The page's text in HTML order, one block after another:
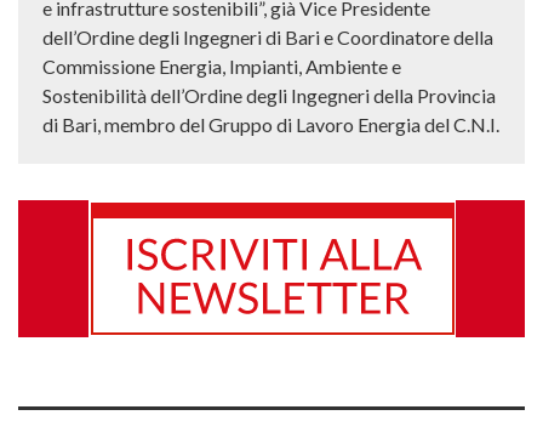
e infrastrutture sostenibili”, già Vice Presidente
dell’Ordine degli Ingegneri di Bari e Coordinatore della
Commissione Energia, Impianti, Ambiente e
Sostenibilità dell’Ordine degli Ingegneri della Provincia
di Bari, membro del Gruppo di Lavoro Energia del C.N.I.